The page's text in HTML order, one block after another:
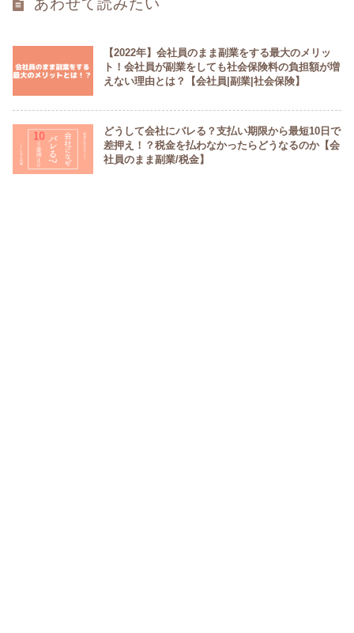
【2022年】会社員のまま副業をする最大のメリッ
ト！会社員が副業をしても社会保険料の負担額が増
えない理由とは？【会社員|副業|社会保険】
どうして会社にバレる？支払い期限から最短10日で
差押え！？税金を払わなかったらどうなるのか【会
社員のまま副業/税金】